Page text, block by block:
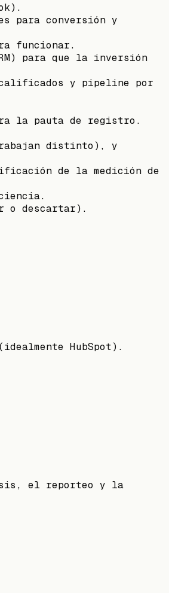
para conversión y
funcionar.
para que la inversión
calificados y pipeline por
la pauta de registro.
trabajan distinto), y
de la medición de
o descartar).
HubSpot).
el reporteo y la